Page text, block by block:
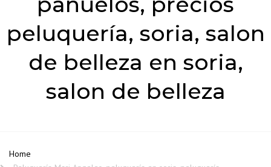
peluquería, soria, salon
de belleza en soria,
salon de belleza
Home